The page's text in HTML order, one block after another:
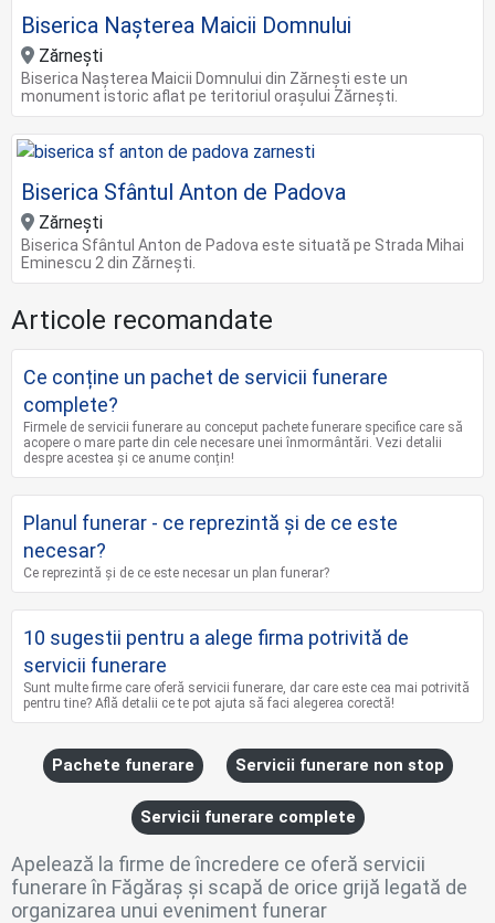
Biserica Nașterea Maicii Domnului
Zărnești
Biserica Nașterea Maicii Domnului din Zărnești este un
monument istoric aflat pe teritoriul orașului Zărnești.
Biserica Sfântul Anton de Padova
Zărnești
Biserica Sfântul Anton de Padova este situată pe Strada Mihai
Eminescu 2 din Zărnești.
Articole recomandate
Ce conține un pachet de servicii funerare
complete?
Firmele de servicii funerare au conceput pachete funerare specifice care să
acopere o mare parte din cele necesare unei înmormântări. Vezi detalii
despre acestea și ce anume conțin!
Planul funerar - ce reprezintă și de ce este
necesar?
Ce reprezintă și de ce este necesar un plan funerar?
10 sugestii pentru a alege firma potrivită de
servicii funerare
Sunt multe firme care oferă servicii funerare, dar care este cea mai potrivită
pentru tine? Află detalii ce te pot ajuta să faci alegerea corectă!
Pachete funerare Servicii funerare non stop
Servicii funerare complete
Apelează la firme de încredere ce oferă servicii
funerare în Făgăraș și scapă de orice grijă legată de
organizarea unui eveniment funerar